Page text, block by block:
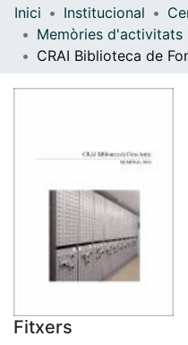
Inici Institucional
Fitxers